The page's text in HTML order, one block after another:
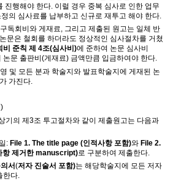
진행해야 한다. 이럴 경우 중복 심사로 인한 업무
의 심사료를 납부하고 신규로 재투고 해야 한다.
독회비와 게재료, 그리고 제출된 원고는 일체 반
문은 철회를 하더라도 정상적인 심사절차를 거쳤
준칙 제 4조(심사비 )에 준하여 논문 심사비
논문 출판비 (게재료) 금액만큼 입금하여야 한다.
및 모든 분과 학술지와 발표학술지에 게재된 논
가 가진다
)
기의 제3조 투고절차와 같이 제출원고는 다음과
: File 1. The title page (인적사항 포함)와 File 2.
항 제거한manuscript)로 구분하여 제출한다.
서(저자 진술서 포함)는 해당학술지에 모든 저자
한다.